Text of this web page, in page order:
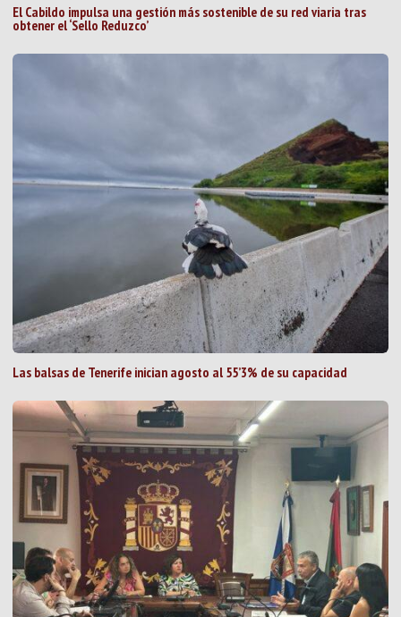
El Cabildo impulsa una gestión más sostenible de su red viaria tras
obtener el ‘Sello Reduzco’
Las balsas de Tenerife inician agosto al 55’3% de su capacidad